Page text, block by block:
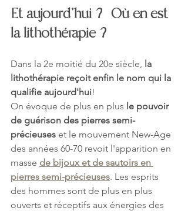
Et aujourd'hui ? Où en est
la lithothérapie ?
Dans la 2e moitié du 20e siècle, la
lithothérapie reçoit enfin le nom qui la
qualifie aujourd'hui!
On évoque de plus en plus le pouvoir
de guérison des pierres semi-
précieuses et le mouvement New-Age
des années 60-70 revoit l'apparition en
masse de bijoux et de sautoirs en
pierres semi-précieuses. Les esprits
des hommes sont de plus en plus
ouverts et réceptifs aux énergies des